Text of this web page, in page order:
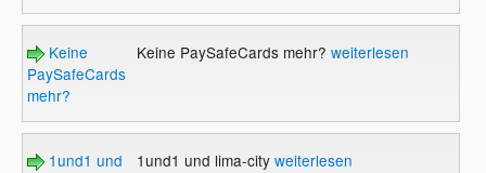
Keine
PaySafeCards
mehr?
Keine PaySafeCards mehr? weiterlesen
1und1 und
1und1 und lima-city weiterlesen